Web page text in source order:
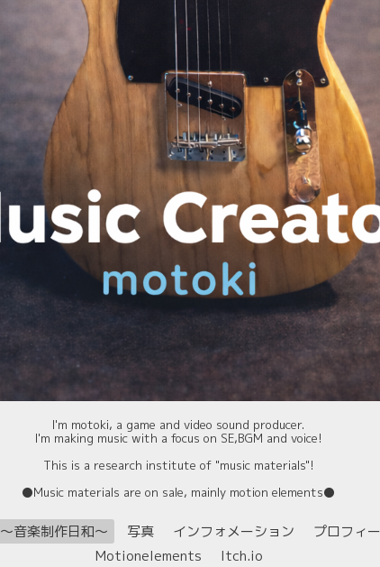
I'm motoki, a game and video sound producer.
I'm making music with a focus on SE,BGM and voice!
This is a research institute of "music materials"!
⚫️Music materials are on sale, mainly motion elements⚫️
〜音楽制作日和〜 写真 インフォメーション プロフィ
Motionelements
Itch.io